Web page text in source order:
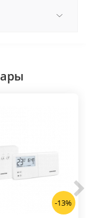
-13%